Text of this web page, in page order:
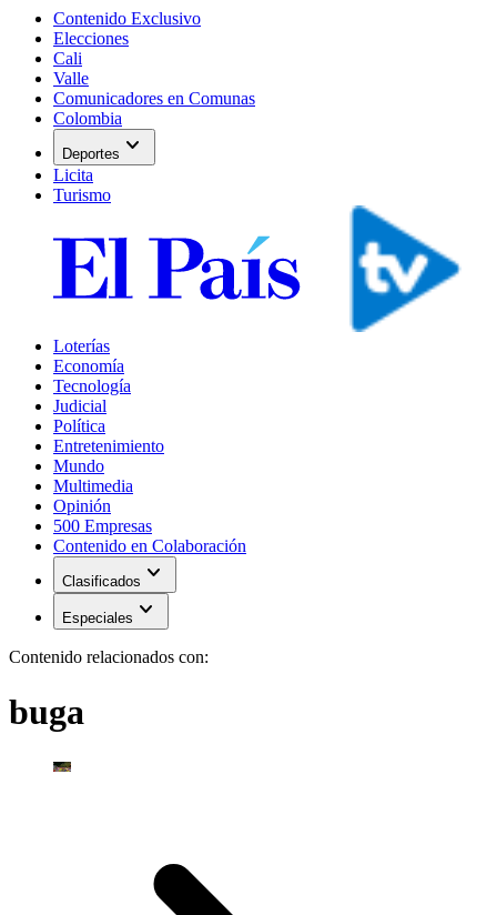
Contenido Exclusivo
Elecciones
Cali
Valle
Comunicadores en Comunas
Colombia
Deportes expand_more
Licita
Turismo
Loterías
Economía
Tecnología
Judicial
Política
Entretenimiento
Mundo
Multimedia
Opinión
500 Empresas
Contenido en Colaboración
Clasificados expand_more
Especiales expand_more
Contenido relacionados con:
buga